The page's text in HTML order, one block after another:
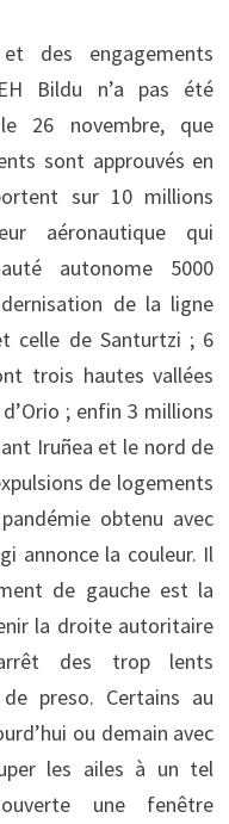
des engagements
Bildu n’a pas été
26 novembre, que
sont approuvés en
sur 10 millions
aéronautique qui
autonome 5000
de la ligne
celle de Santurtzi ; 6
trois hautes vallées
; enfin 3 millions
Iruñea et le nord de
de logements
obtenu avec
annonce la couleur. Il
de gauche est la
la droite autoritaire
des trop lents
preso. Certains au
ou demain avec
les ailes à un tel
une fenêtre